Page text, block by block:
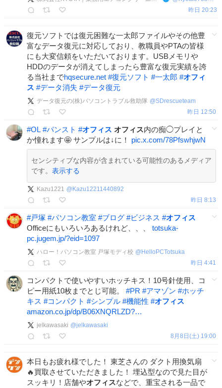
昨日 20:23
復元ソフトでは復元困難な一太郎ファイルやその他豊
富なデータ復元に対応しており、教職員やPTAの皆様
にも大変信頼をいただいております。USBメモリや
HDDのデータが消えてしまったら豊富な復元実績を誇
る当社までhqsecure.net #復元ソフト #一太郎 #オフィ
ス #データ消失 #データ復元
データ復元の(株)パソコントラブル救助隊 @SDrescueteam
昨日 12:50
#OL #パンスト #オフィス オフィス内の痴◯プレイと
か憧れます🤩 サンプルは↓に！ pic.x.com/78PfswhjwN
センシティブな内容が含まれている可能性のあるメディア
です。 表示する
Kazu1221 @ Kazu12211440892
昨日 8:13
#戸塚 #パソコン教室 #ブログ #ビジネス #オフィス
Officeにもいろいろあるけれど、、、 totsuka-
pc.jugem.jp/?eid=1097
ハロー！パソコン教室 戸塚モディ校 @ HelloPCTotsuka
昨日 4:41
コンパクトで使いやすいホッチキス！10号針使用、コ
ピー用紙10枚までとじ可能。 #PR #アマゾン #ホッチ
キス #コンパクト #シンプル #機能性 #オフィス
amazon.co.jp/dp/B06XNQRLZD?…
jelkawasaki @jelkawasaki
8月8日(土) 19:00
本日もお疲れ様でした！ 東芝さんの ダクト用換気扇
🔥買取させていただきました！ 埋込型なので見た目が
スッキリ！店舗やオフィスなどで、重宝される一品で